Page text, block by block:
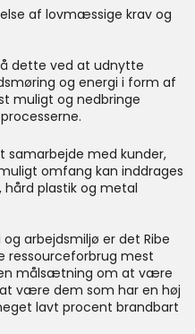
af lovmæssige krav og
dette ved at udnytte
og energi i form af
muligt og nedbringe
med kunder,
omfang kan inddrages
hård plastik og metal
arbejdsmiljø er det Ribe
ressourceforbrug mest
målsætning om at være
være dem som har en høj
lavt procent brandbart